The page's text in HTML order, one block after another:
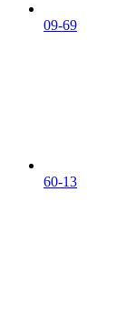
09-69
60-13